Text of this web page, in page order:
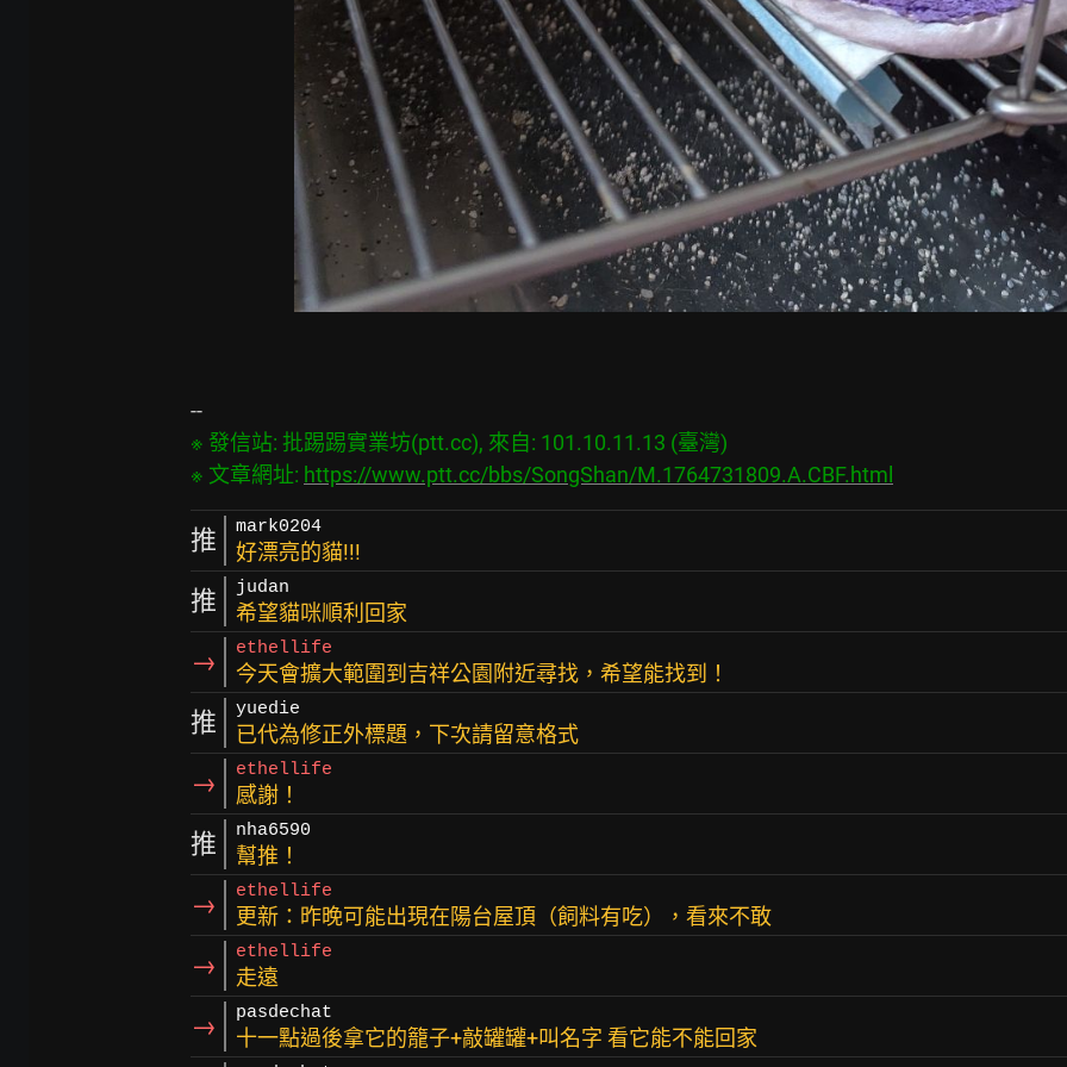
※ 發信站: 批踢踢實業坊(ptt.cc), 來自: 101.10.11.13 (臺灣)
※ 文章網址: https://www.ptt.cc/bbs/SongShan/M.1764731809.A.CBF.html
推 mark0204
好漂亮的貓!!!
推 judan
希望貓咪順利回家
→ ethellife
今天會擴大範圍到吉祥公園附近尋找，希望能找到！
推 yuedie
已代為修正外標題，下次請留意格式
→ ethellife
感謝！
推 nha6590
幫推！
→ ethellife
更新：昨晚可能出現在陽台屋頂（飼料有吃），看來不敢
→ ethellife
走遠
→ pasdechat
十一點過後拿它的籠子+敲罐罐+叫名字 看它能不能回家